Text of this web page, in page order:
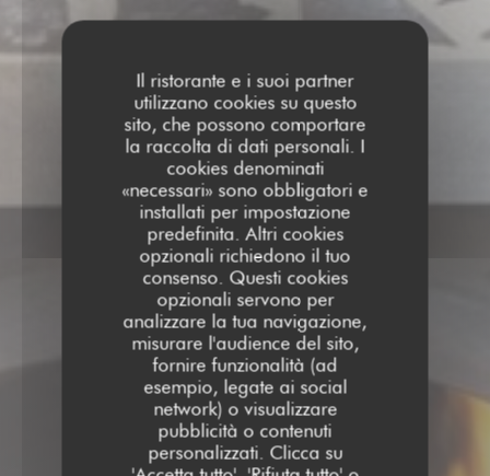
Il ristorante e i suoi partner
utilizzano cookies su questo
sito, che possono comportare
la raccolta di dati personali. I
cookies denominati
«necessari» sono obbligatori e
installati per impostazione
predefinita. Altri cookies
opzionali richiedono il tuo
consenso. Questi cookies
opzionali servono per
analizzare la tua navigazione,
misurare l'audience del sito,
fornire funzionalità (ad
esempio, legate ai social
network) o visualizzare
pubblicità o contenuti
personalizzati. Clicca su